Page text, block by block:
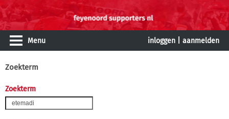
Menu inloggen aanmelden
Zoekterm
Zoekterm